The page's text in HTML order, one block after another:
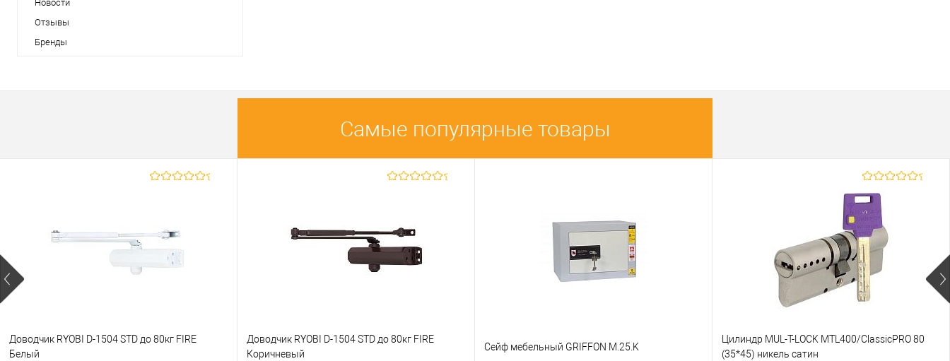
Новости
Отзывы
Бренды
Самые популярные товары
Доводчик RYOBI D-1504 STD до 80кг FIRE
Белый
Доводчик RYOBI D-1504 STD до 80кг FIRE
Коричневый
Сейф мебельный GRIFFON M.25.K
Цилиндр MUL-T-LOCK MTL400/ClassicPRO 80
(35*45) никель сатин